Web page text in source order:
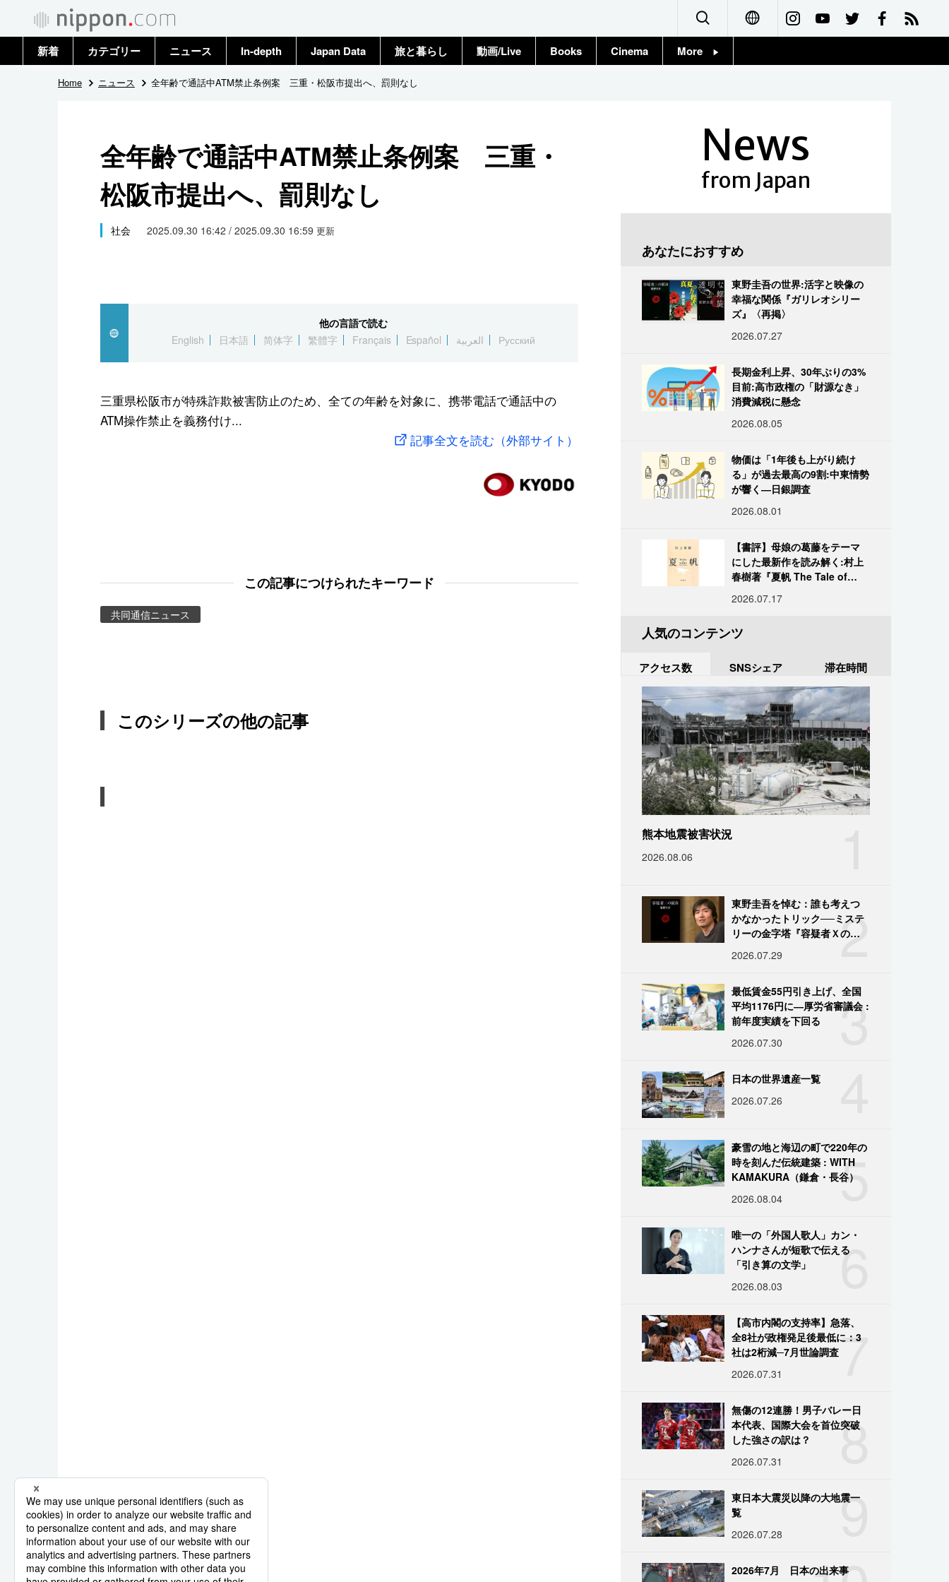
Français
新着 カテゴリー
政治・外交
国際
社会
文化
スポーツ・東京2020
ニュース
トップ
In-depth Japan Data 旅と暮らし 動画/Live Books Cinema More
Home ニュース 全年齢で通話中ATM禁止条例案 三重・松阪市提出へ、罰則なし
全年齢で通話中ATM禁止条例案 三重・
松阪市提出へ、罰則なし
社会 2025.09.30 16:42 / 2025.09.30 16:59 更新
他の言語で読む
English
日本語 简体字 繁體字 Français Español العربية Русский
三重県松阪市が特殊詐欺被害防止のため、全ての年齢を対象に、携帯電話で通話中の
ATM操作禁止を義務付け...
記事全文を読む（外部サイト）
この記事につけられたキーワード
共同通信ニュース
このシリーズの他の記事
News
from Japan
あなたにおすすめ
東野圭吾の世界:活字と映像の
幸福な関係『ガリレオシリー
ズ』〈再掲〉
2026.07.27
長期金利上昇、30年ぶりの3%
目前:高市政権の「財源なき」
消費減税に懸念
2026.08.05
物価は「1年後も上がり続け
る」が過去最高の9割:中東情勢
が響く―日銀調査
2026.08.01
【書評】母娘の葛藤をテーマ
にした最新作を読み解く:村上
春樹著『夏帆 The Tale of
2026.07.17
人気のコンテンツ
アクセス数 SNSシェア 滞在時間
熊本地震被害状況
2026.08.06
2
東野圭吾を悼む：誰も考えつ
かなかったトリック──ミステ
リーの金字塔『容疑者Ｘの献
2026.07.29
3
最低賃金55円引き上げ、全国
平均1176円に―厚労省審議会 :
前年度実績を下回る
2026.07.30
日本の世界遺産一覧
2026.07.26
5
豪雪の地と海辺の町で220年の
時を刻んだ伝統建築 : WITH
KAMAKURA（鎌倉・長谷）
2026.08.04
6
唯一の「外国人歌人」カン・
ハンナさんが短歌で伝える
「引き算の文学」
2026.08.03
7
【高市内閣の支持率】急落、
全8社が政権発足後最低に：3
社は2桁減─7月世論調査
2026.07.31
8
無傷の12連勝！男子バレー日
本代表、国際大会を首位突破
した強さの訳は？
2026.07.31
9
東日本大震災以降の大地震一
覧
2026.07.28
2026年7月 日本の出来事